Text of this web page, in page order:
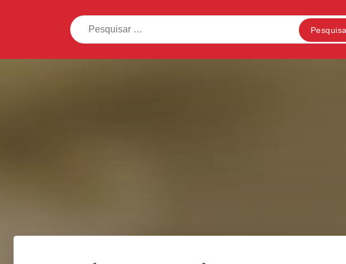
Pesquisar
por: